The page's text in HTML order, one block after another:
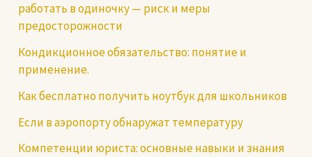
работать в одиночку — риск и меры
предосторожности
Кондикционное обязательство: понятие и
применение.
Как бесплатно получить ноутбук для школьников
Если в аэропорту обнаружат температуру
Компетенции юриста: основные навыки и знания